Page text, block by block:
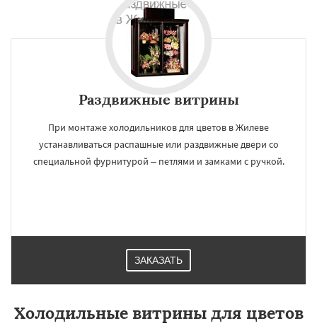
Раздвижные витрины
При монтаже холодильников для цветов в Жилеве
устанавливаться распашные или раздвижные двери со
специальной фурнитурой – петлями и замками с ручкой.
ЗАКАЗАТЬ
Холодильные витрины для цветов